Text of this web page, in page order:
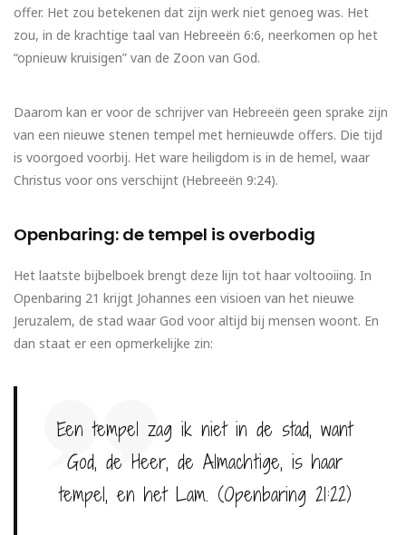
offer. Het zou betekenen dat zijn werk niet genoeg was. Het
zou, in de krachtige taal van Hebreeën 6:6, neerkomen op het
“opnieuw kruisigen” van de Zoon van God.
Daarom kan er voor de schrijver van Hebreeën geen sprake zijn
van een nieuwe stenen tempel met hernieuwde offers. Die tijd
is voorgoed voorbij. Het ware heiligdom is in de hemel, waar
Christus voor ons verschijnt (Hebreeën 9:24).
Openbaring: de tempel is overbodig
Het laatste bijbelboek brengt deze lijn tot haar voltooiing. In
Openbaring 21 krijgt Johannes een visioen van het nieuwe
Jeruzalem, de stad waar God voor altijd bij mensen woont. En
dan staat er een opmerkelijke zin:
Een tempel zag ik niet in de stad, want
God, de Heer, de Almachtige, is haar
tempel, en het Lam. (Openbaring 21:22)